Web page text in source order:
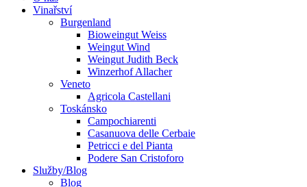
Vinařství
Burgenland
Bioweingut Weiss
Weingut Wind
Weingut Judith Beck
Winzerhof Allacher
Veneto
Agricola Castellani
Toskánsko
Campochiarenti
Casanuova delle Cerbaie
Petricci e del Pianta
Podere San Cristoforo
Služby/Blog
Blog